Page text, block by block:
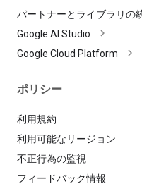
パートナーとライブラリの
Google AI Studio
Google Cloud Platform
ポリシー
利用規約
利用可能なリージョン
不正行為の監視
フィードバック情報